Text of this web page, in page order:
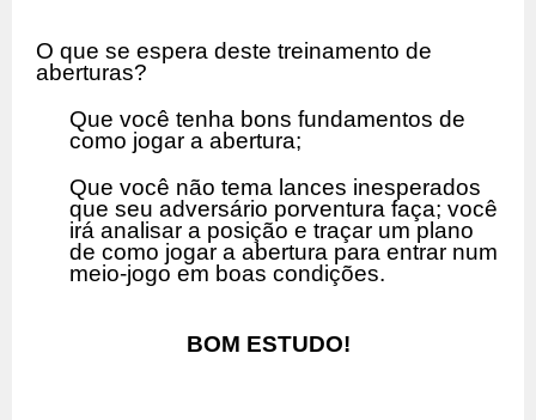
O que se espera deste treinamento de
aberturas?
Que você tenha bons fundamentos de
como jogar a abertura;
Que você não tema lances inesperados
que seu adversário porventura faça; você
irá analisar a posição e traçar um plano
de como jogar a abertura para entrar num
meio-jogo em boas condições.
BOM ESTUDO!